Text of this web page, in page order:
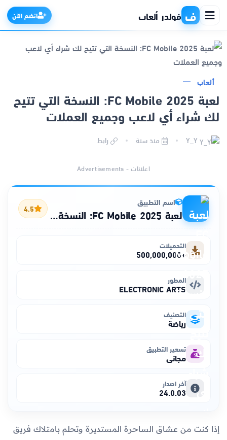
ف فولدر ألعاب انضم الآن
الرئيسية
التطبيقات
الألعاب
ألعاب
لعبة FC Mobile 2025: النسخة التي تتيح
لك شراء أي لاعب وجميع العملات
منذ سنة رابط
اعلانات - Advertisements
اسم التطبيق
لعبة FC Mobile 2025: النسخة التي تتيح لك شراء أي لاعب وجميع العملات 4.5
التحميلات
+500,000,000
المطور
ELECTRONIC ARTS
التصنيف
رياضة
تسعير التطبيق
مجاني
آخر اصدار
24.0.03
إذا كنت من عشاق الساحرة المستديرة وتحلم بامتلاك فريق